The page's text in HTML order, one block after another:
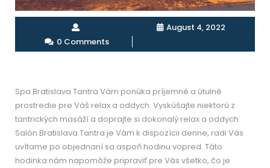
August 4, 2022
0 Comments
Spa Bratislava Tantra Vám ponúka príjemné a útulné
prostredie pre Váš relax a oddych. Vyskúšajte niektorú z
tantrických masáží a doprajte si dokonalý relax a oddych.
Salón Bratislava Tantra je Vám k dispozícii denne, radi Vás
uvítame po objednaní sa aspoň hodinu vopred. Táto
hodinka nám napomôže pripraviť pre Vás všetko, čo je